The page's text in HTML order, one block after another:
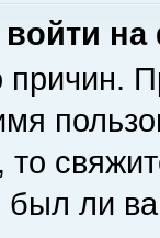
войти
то
был ли